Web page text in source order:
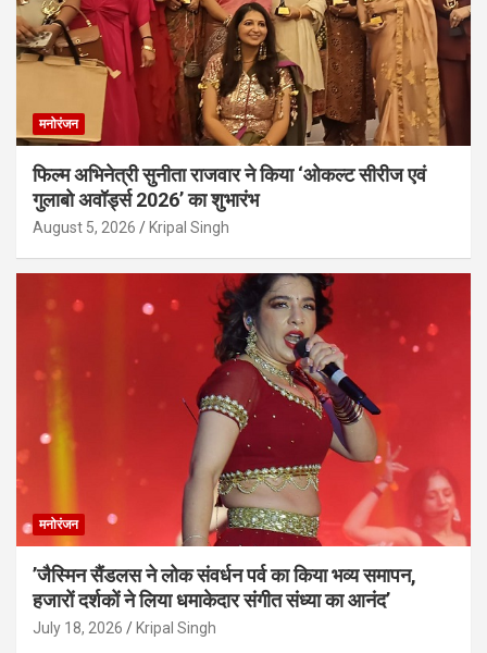
मनोरंजन
फिल्म अभिनेत्री सुनीता राजवार ने किया ‘ओकल्ट सीरीज एवं
गुलाबो अवॉर्ड्स 2026’ का शुभारंभ
August 5, 2026 Kripal Singh
मनोरंजन
’जैस्मिन सैंडलस ने लोक संवर्धन पर्व का किया भव्य समापन,
हजारों दर्शकों ने लिया धमाकेदार संगीत संध्या का आनंद’
July 18, 2026 Kripal Singh